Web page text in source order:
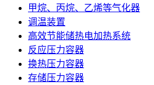
甲烷、丙烷、乙烯等气化器
调温装置
高效节能储热电加热系统
反应压力容器
换热压力容器
存储压力容器